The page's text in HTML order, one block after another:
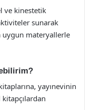
ve kinestetik
sunarak
uygun materyallerle
yayınevinin